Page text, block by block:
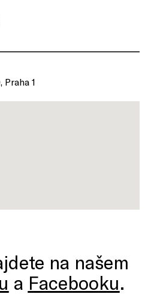
Praha 1
na našem
a Facebooku.